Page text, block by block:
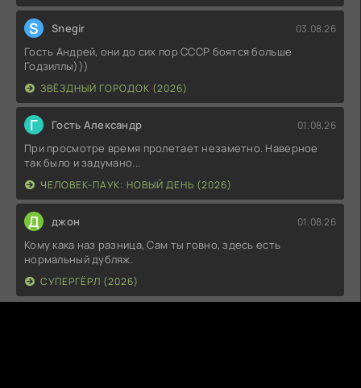
S Snegir 03.08.26
Гость Андрей, они до сих пор СССР боятся больше
Годзиллы)))
ЗВЁЗДНЫЙ ГОРОДОК (2026)
Г Гость Александр 01.08.26
При просмотре время пролетает незаметно. Наверное
так было и задумано...
ЧЕЛОВЕК-ПАУК: НОВЫЙ ДЕНЬ (2026)
Д джон 01.08.26
Кому кака наз разница, Сам ты говно, здесь есть
нормальный дубляж.
СУПЕРГЁРЛ (2026)